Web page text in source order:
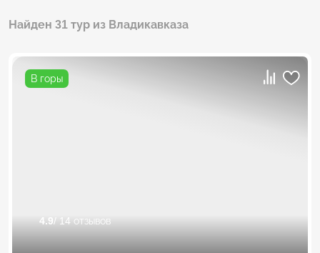
Найден 31 тур из Владикавказа
В горы
4.9/ 14 отзывов